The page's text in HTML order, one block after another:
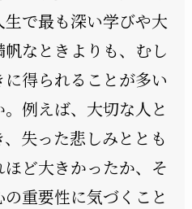
で最も深い学びや大
なときよりも、むし
得られることが多い
例えば、大切な人と
失った悲しみととも
ど大きかったか、そ
重要性に気づくこと